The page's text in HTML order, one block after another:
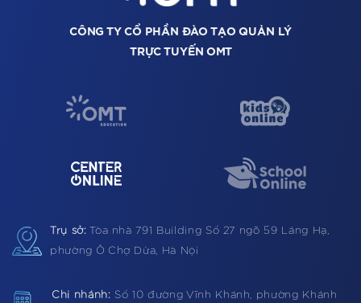
CÔNG TY CỔ PHẦN ĐÀO TẠO QUẢN LÝ
TRỰC TUYẾN OMT
Trụ sở: Tòa nhà 791 Building Số 27 ngõ 59 Láng Hạ,
phường Ô Chợ Dừa, Hà Nội
Chi nhánh: Số 10 đường Vĩnh Khánh, phường Khánh